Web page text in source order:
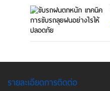
รายละเอียดการติดต่อ